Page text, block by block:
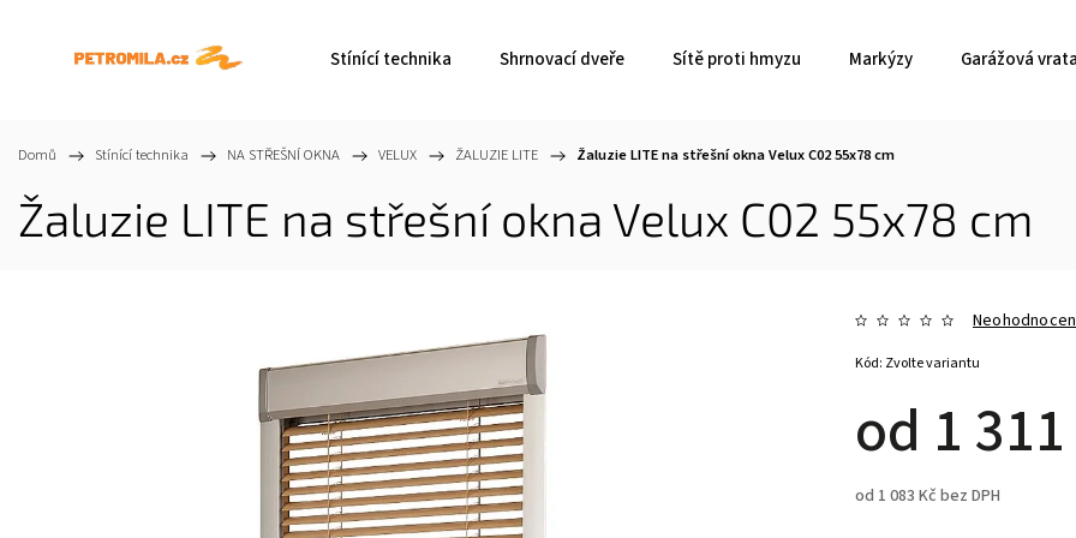
Stínící technika Shrnovací dveře Sítě proti hmyzu Markýzy Garážová vrata
Domů / Stínící technika / NA STŘEŠNÍ OKNA / VELUX / ŽALUZIE LITE / Žaluzie LITE na střešní okna Velux C02 55x78 cm
Žaluzie LITE na střešní okna Velux C02 55x78 cm
od 1
od 1 083 Kč bez DPH
Kód: Zvolte variantu